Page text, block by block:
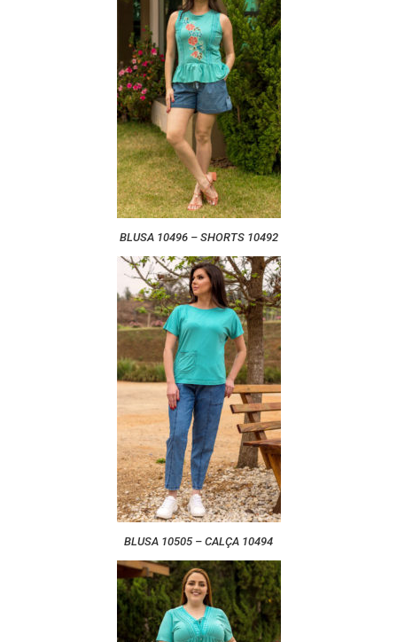
BLUSA 10496 – SHORTS 10492
BLUSA 10505 – CALÇA 10494